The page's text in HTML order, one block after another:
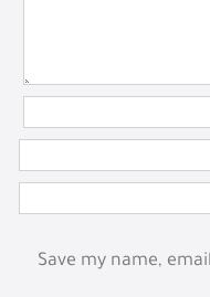
Save my name,